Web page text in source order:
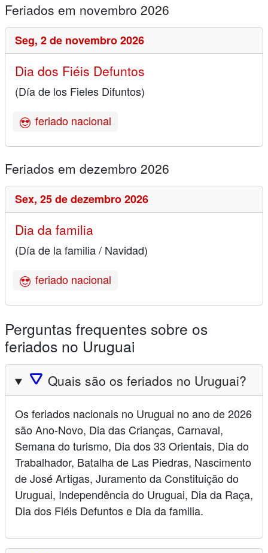
Feriados em novembro 2026
Seg, 2 de novembro 2026
Dia dos Fiéis Defuntos
(Día de los Fieles Difuntos)
feriado nacional
Feriados em dezembro 2026
Sex, 25 de dezembro 2026
Dia da familia
(Día de la familia / Navidad)
feriado nacional
Perguntas frequentes sobre os
feriados no Uruguai
🛆 Quais são os feriados no Uruguai?
Os feriados nacionais no Uruguai no ano de 2026
são Ano-Novo, Dia das Crianças, Carnaval,
Semana do turismo, Dia dos 33 Orientais, Dia do
Trabalhador, Batalha de Las Piedras, Nascimento
de José Artigas, Juramento da Constituição do
Uruguai, Independência do Uruguai, Dia da Raça,
Dia dos Fiéis Defuntos e Dia da familia.